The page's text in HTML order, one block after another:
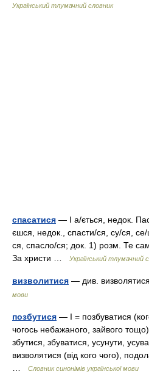
Український тлумачний словник
спасатися — I а/ється, недок.
єшся, недок., спасти/ся, су/ся,
ся, спасло/ся; док. 1) розм. Те
За христи …
Український тлумачний
визволитися — див.
мови
позбутися — I = позбуватися
чогось небажаного, зайвого
збутися, збуватися, усунути,
визволятися (від кого чого),
Словник синонімів української мови